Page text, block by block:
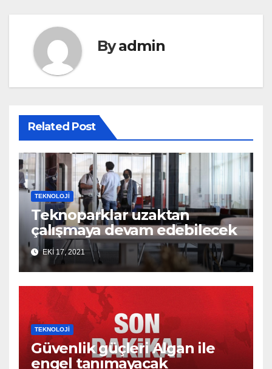
Byadmin
Related Post
TEKNOLOJI
Teknoparklar uzaktan
çalışmaya devam edebilecek
EKI 17, 2021
TEKNOLOJI
Güvenlik güçleri Algan ile
engel tanımayacak